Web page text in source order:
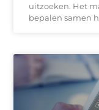
uitzoeken. Het
bepalen samen